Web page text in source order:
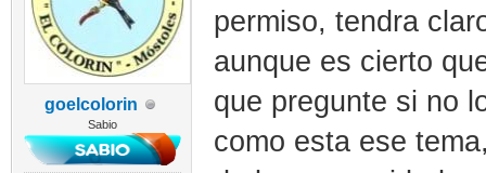
goelcolorin
Sabio
permiso, tendra
aunque es cierto
que pregunte si no
como esta ese